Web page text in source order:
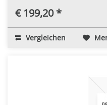
€ 199,20 *
Vergleichen